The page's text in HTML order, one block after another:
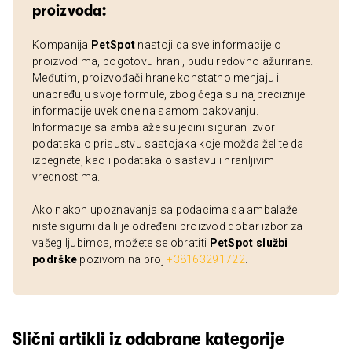
proizvoda:
Kompanija PetSpot nastoji da sve informacije o
proizvodima, pogotovu hrani, budu redovno ažurirane.
Međutim, proizvođači hrane konstatno menjaju i
unapređuju svoje formule, zbog čega su najpreciznije
informacije uvek one na samom pakovanju.
Informacije sa ambalaže su jedini siguran izvor
podataka o prisustvu sastojaka koje možda želite da
izbegnete, kao i podataka o sastavu i hranljivim
vrednostima.
Ako nakon upoznavanja sa podacima sa ambalaže
niste sigurni da li je određeni proizvod dobar izbor za
vašeg ljubimca, možete se obratiti PetSpot službi
podrške pozivom na broj+38163291722
Slični artikli iz odabrane kategorije